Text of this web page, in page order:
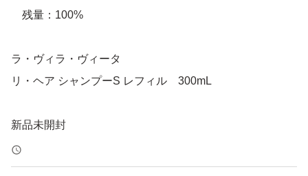
残量：100%
ラ・ヴィラ・ヴィータ
リ・ヘア シャンプーS レフィル 300mL
新品未開封
水濡れ防止をし、ゆうパケットポストmini(追跡有/匿名配